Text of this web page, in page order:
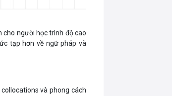
cho người học trình độ cao
tạp hơn về ngữ pháp và
và phong cách